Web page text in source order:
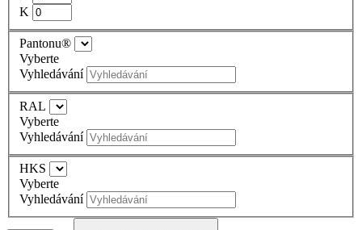
K
Pantonu®
Vyberte
Vyhledávání
RAL
Vyberte
Vyhledávání
HKS
Vyberte
Vyhledávání